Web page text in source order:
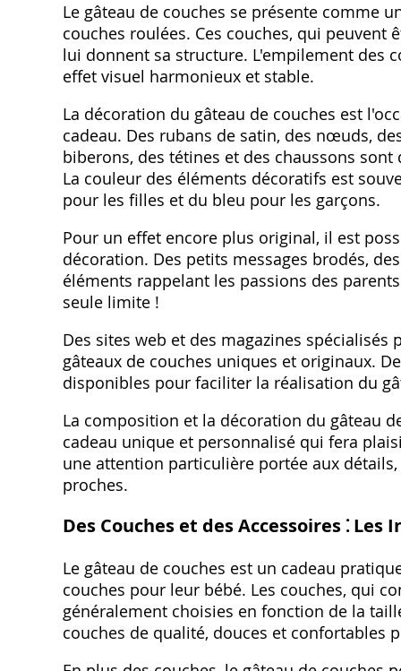
Le gâteau de couches se présente comme
couches roulées. Ces couches, qui
lui donnent sa structure. L'empilement des
effet visuel harmonieux et stable.
La décoration du gâteau de couches est
cadeau. Des rubans de satin, des nœuds,
biberons, des tétines et des chaussons
La couleur des éléments décoratifs est
pour les filles et du bleu pour les garçons.
Pour un effet encore plus original, il est
décoration. Des petits messages brodés,
éléments rappelant les passions des
seule limite !
Des sites web et des magazines
gâteaux de couches uniques et originaux.
disponibles pour faciliter la réalisation du
La composition et la décoration du gâteau
cadeau unique et personnalisé qui fera
une attention particulière portée aux
proches.
Des Couches et des Accessoires ⁚
Le gâteau de couches est un cadeau
couches pour leur bébé. Les couches, qui
généralement choisies en fonction de la
couches de qualité, douces et confortables